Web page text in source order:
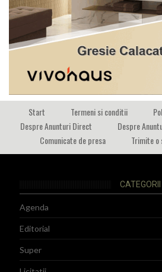
Start Termeni si conditii
Despre Anunturi Direct
Despre
Comunicate de presa
Trimite
Agenda
Editorial
Super